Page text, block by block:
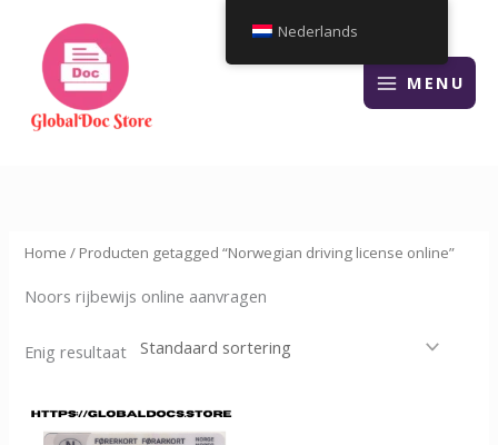
inhoud
MENU
Home / Producten getagged “Norwegian driving license online”
Noors rijbewijs online aanvragen
Enig resultaat
Nederlands